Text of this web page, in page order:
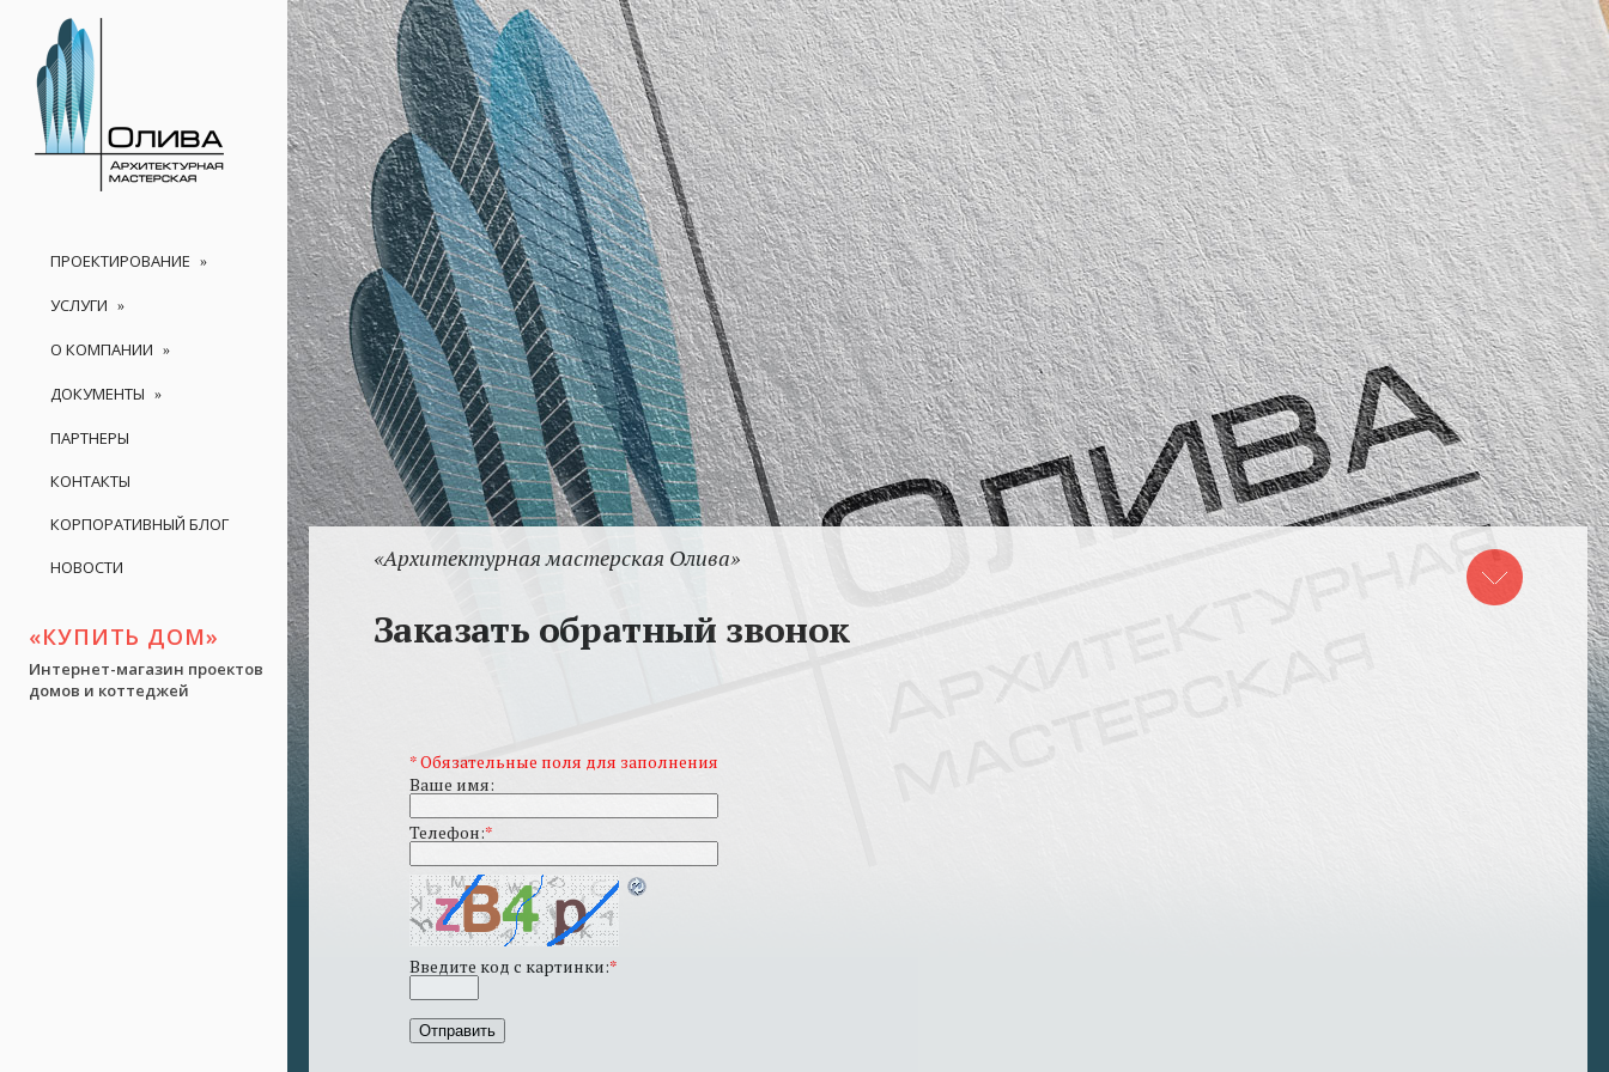
ПРОЕКТИРОВАНИЕ
УСЛУГИ
О КОМПАНИИ
ДОКУМЕНТЫ
ПАРТНЕРЫ
КОНТАКТЫ
КОРПОРАТИВНЫЙ БЛОГ
НОВОСТИ
«КУПИТЬ ДОМ»
Интернет-магазин проектов
домов и коттеджей
«Архитектурная мастерская Олива»
Заказать обратный звонок
*Обязательные поля для заполнения
Ваше имя:
Телефон:*
Введите код с картинки:*